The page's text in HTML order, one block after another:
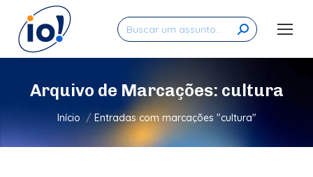
Search:
Arquivo de Marcações: cultura
Você está aqui:
Início Entradas com marcações "cultura"